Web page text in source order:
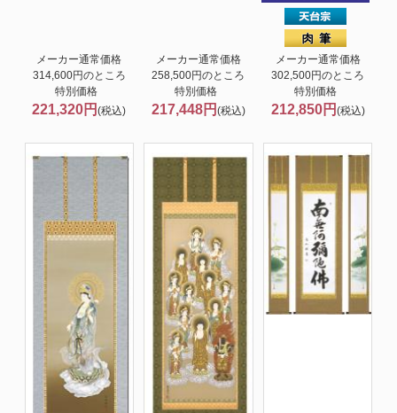
メーカー通常価格
314,600円のところ
特別価格
221,320円(税込)
メーカー通常価格
258,500円のところ
特別価格
217,448円 (税込)
メーカー通常価格
302,500円のところ
特別価格
212,850円 (税込)